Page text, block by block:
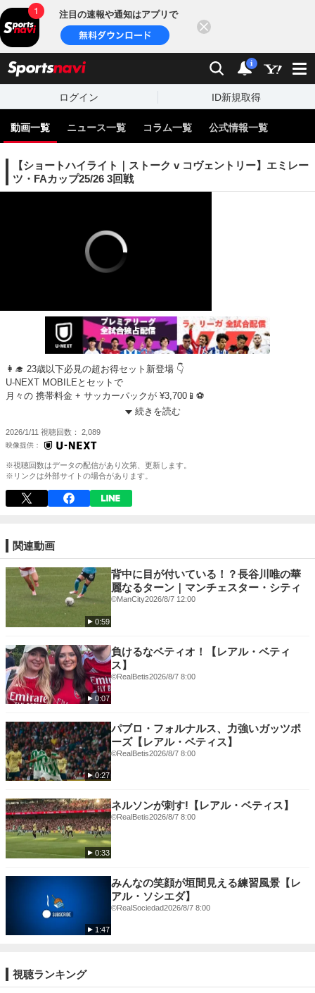
注目の速報や通知はアプリで
検索 通知
i
ログイン ID新規取得
動画一覧 ニュース一覧 コラム一覧 公式情報一覧
【ショートハイライト｜ストーク v コヴェントリー】エミレー
ツ・FAカップ25/26 3回戦
👩‍🎓 23歳以下必見の超お得セット新登場 👇
U-NEXT MOBILEとセットで
月々の 携帯料金 + サッカーパックが ¥3,700📱⚽️
お得に世界最高峰のサッカーを楽しもう！
実況：原大悟
解説：秋吉圭
---------------------
provided by: IMAGO
U-NEXT『サッカーパック』販売中
世界最高峰のリーグ戦を全試合配信
★プレミアリーグ【独占】
★ラ・リーガ 1部
その他コンペティションも独占配信
★FAカップ
★コパ・デル・レイ
★FAコミュニティ・シールド
★スーペルコパ・デ・エスパーニャ
★ウィメンズ・スーパーリーグ
続きを読む
2026/1/11 視聴回数 2,089
※視聴回数はデータの配信があり次第、更新します。
※リンクは外部サイトの場合があります。
関連動画
0:59
背中に目が付いている！？長谷川唯の華
麗なるターン｜マンチェスター・シティ
©ManCity2026/8/7 12:00
0:07
負けるなベティオ！【レアル・ベティ
ス】
©RealBetis2026/8/7 8:00
0:27
パブロ・フォルナルス、力強いガッツポ
ーズ【レアル・ベティス】
©RealBetis2026/8/7 8:00
0:33
ネルソンが刺す!【レアル・ベティス】
©RealBetis2026/8/7 8:00
1:47
みんなの笑顔が垣間見える練習風景【レ
アル・ソシエダ】
©RealSociedad2026/8/7 8:00
視聴ランキング